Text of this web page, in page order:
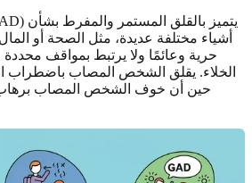
أشياء مختلفة عديدة، مثل الصحة أو
حرية وعائمًا ولا يرتبط بمواقف
الخلاء. يقلق الشخص المصاب باضطراب
حين أن خوف الشخص المصاب برهاب